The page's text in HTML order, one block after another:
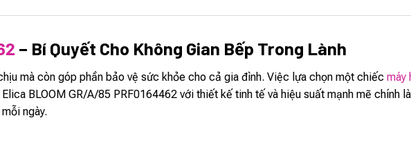
– Bí Quyết Cho Không Gian Bếp Trong Lành
mà còn góp phần bảo vệ sức khỏe cho cả gia đình. Việc lựa chọn một chiếcmáy
BLOOM GR/A/85 PRF0164462 với thiết kế tinh tế và hiệu suất mạnh mẽ chính
ngày.